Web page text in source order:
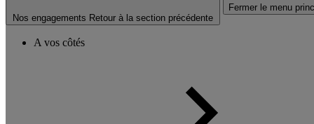
Nos engagements Retour à la section précédente
Fermer le menu
A vos côtés